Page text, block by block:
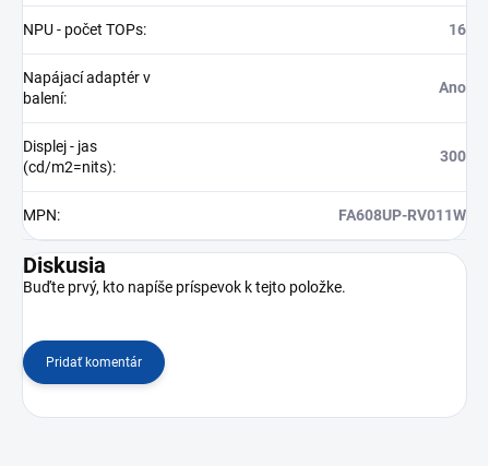
NPU - počet TOPs: 16
Napájací adaptér v
balení:
Ano
Displej - jas
(cd/m2=nits):
300
MPN: FA608UP-RV011W
Diskusia
Buďte prvý, kto napíše príspevok k tejto položke.
Pridať komentár